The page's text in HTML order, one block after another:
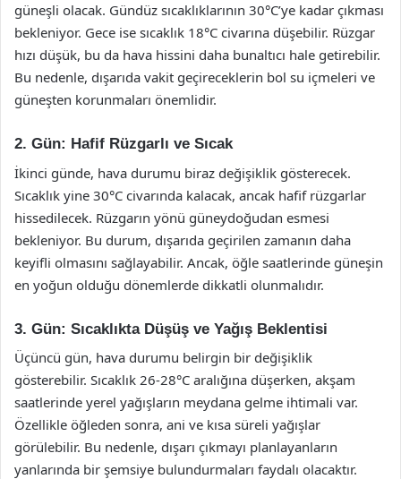
güneşli olacak. Gündüz sıcaklıklarının 30°C’ye kadar çıkması
bekleniyor. Gece ise sıcaklık 18°C civarına düşebilir. Rüzgar
hızı düşük, bu da hava hissini daha bunaltıcı hale getirebilir.
Bu nedenle, dışarıda vakit geçireceklerin bol su içmeleri ve
güneşten korunmaları önemlidir.
2. Gün: Hafif Rüzgarlı ve Sıcak
İkinci günde, hava durumu biraz değişiklik gösterecek.
Sıcaklık yine 30°C civarında kalacak, ancak hafif rüzgarlar
hissedilecek. Rüzgarın yönü güneydoğudan esmesi
bekleniyor. Bu durum, dışarıda geçirilen zamanın daha
keyifli olmasını sağlayabilir. Ancak, öğle saatlerinde güneşin
en yoğun olduğu dönemlerde dikkatli olunmalıdır.
3. Gün: Sıcaklıkta Düşüş ve Yağış Beklentisi
Üçüncü gün, hava durumu belirgin bir değişiklik
gösterebilir. Sıcaklık 26-28°C aralığına düşerken, akşam
saatlerinde yerel yağışların meydana gelme ihtimali var.
Özellikle öğleden sonra, ani ve kısa süreli yağışlar
görülebilir. Bu nedenle, dışarı çıkmayı planlayanların
yanlarında bir şemsiye bulundurmaları faydalı olacaktır.